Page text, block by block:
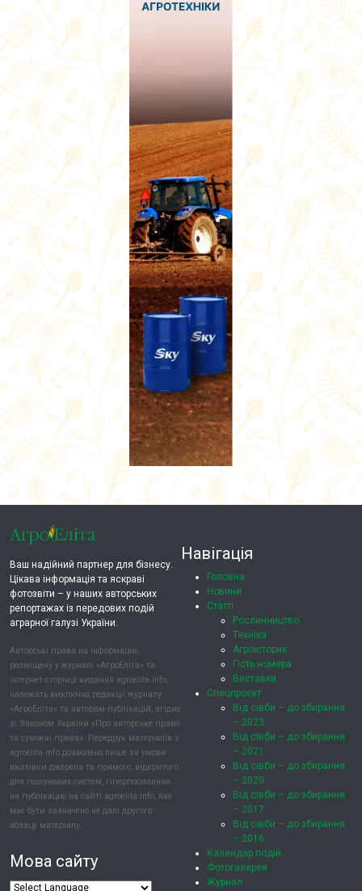
Ваш надійний партнер для бізнесу.
Цікава інформація та яскраві
фотозвіти – у наших авторських
репортажах із передових подій
аграрної галузі України.
Авторські права на інформацію,
розміщену у журналі «АгроЕліта» та
інтернет-сторінці видання agroelita.info,
належать виключно редакції журналу
«АгроЕліта» та авторам публікацій, згідно
зі Законом України «Про авторське право
та суміжні права». Передрук матеріалів з
agroelita.info дозволено лише за умови
вказівки джерела та прямого, відкритого
для пошукових систем, гіперпосилання
на публікацію на сайті agroelita.info, яке
має бути зазначено не далі другого
абзацу матеріалу.
Мова сайту
Навігація
Головна
Новини
Статті
Рослинництво
Техніка
Агроісторик
Гість номера
Виставки
Спецпроєкт
Від сівби – до збирання
– 2023
Від сівби – до збирання
– 2021
Від сівби – до збирання
– 2020
Від сівби – до збирання
– 2017
Від сівби – до збирання
– 2016
Календар подій
Фотогалерея
Журнал